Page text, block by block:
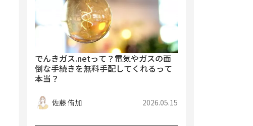
でんきガス.netって？電気やガスの面
倒な手続きを無料手配してくれるって
本当？
佐藤 侑加 2026.05.15